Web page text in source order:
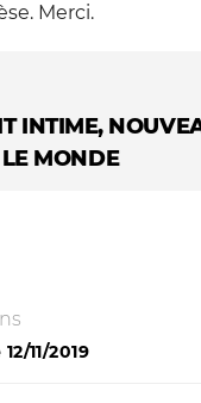
Merci.
INTIME,
MONDE
11/2019